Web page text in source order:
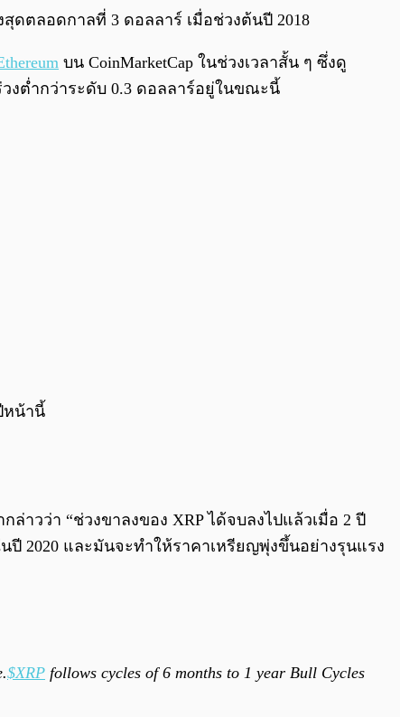
ตลอดกาลที่ 3 ดอลลาร์ เมื่อช่วงต้นปี 2018
บน CoinMarketCap ในช่วงเวลาสั้น ๆ ซึ่งดู
งต่ำกว่าระดับ 0.3 ดอลลาร์อยู่ในขณะนี้
หน้านี้
ล่าวว่า “ช่วงขาลงของ XRP ได้จบลงไปแล้วเมื่อ 2 ปี
ปี 2020 และมันจะทำให้ราคาเหรียญพุ่งขึ้นอย่างรุนแรง
$XRP follows cycles of 6 months to 1 year Bull Cycles